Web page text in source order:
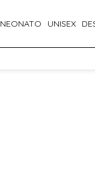
NEONATO UNISEX